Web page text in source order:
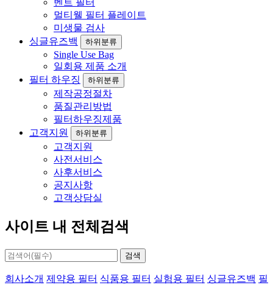
멀티웰 필터 플레이트
미생물 검사
싱글유즈백
하위분류
Single Use Bag
일회용 제품 소개
필터 하우징
하위분류
제작공정절차
품질관리방법
필터하우징제품
고객지원
하위분류
고객지원
사전서비스
사후서비스
공지사항
고객상담실
사이트 내 전체검색
검색
회사소개 제약용 필터 식품용 필터 실험용 필터 싱글유즈백 필